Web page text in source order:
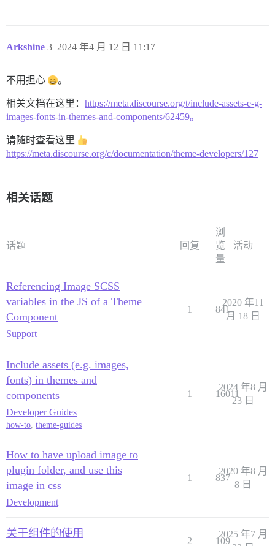
Arkshine 2024 年4 月 12 日 11:17
3
不用担心 。
相关文档在这里： https://meta.discourse.org/t/include-assets-e-g-
images-fonts-in-themes-and-components/62459。
请随时查看这里
https://meta.discourse.org/c/documentation/theme-developers/127
相关话题
话题 回复
浏
览
量
活动
Referencing Image SCSS
variables in the JS of a Theme
Component
Support
1 841
2020 年11
月 18 日
Include assets (e.g. images,
fonts) in themes and
components
Developer Guides
how-to, theme-guides
1 16011
2024 年8 月
23 日
How to have upload image to
plugin folder, and use this
image in css
Development
1 837
2020 年8 月
8 日
关于组件的使用
2 109
2025 年7 月